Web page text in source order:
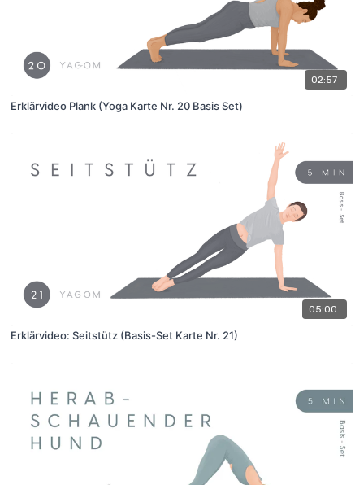
02:57
Erklärvideo Plank (Yoga Karte Nr. 20 Basis Set)
05:00
Erklärvideo: Seitstütz (Basis-Set Karte Nr. 21)